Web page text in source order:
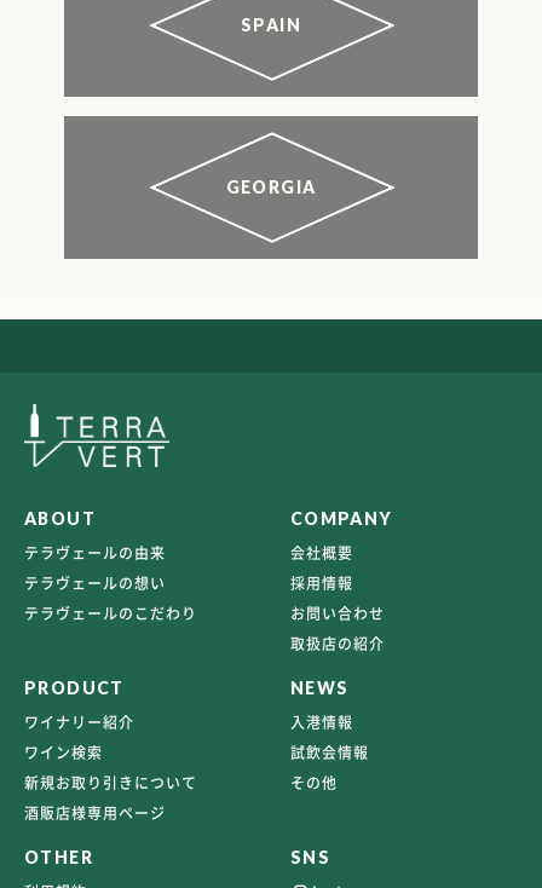
SPAIN
GEORGIA
ABOUT
テラヴェールの由来
テラヴェールの想い
テラヴェールのこだわり
COMPANY
会社概要
採用情報
お問い合わせ
取扱店の紹介
PRODUCT
ワイナリー紹介
ワイン検索
新規お取り引きについて
酒販店様専用ページ
NEWS
入港情報
試飲会情報
その他
OTHER SNS